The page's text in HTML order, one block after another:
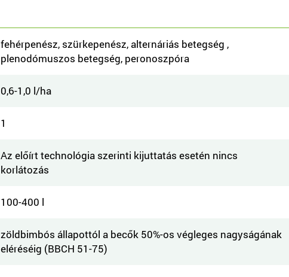
fehérpenész, szürkepenész, alternáriás betegség ,
plenodómuszos betegség, peronoszpóra
0,6-1,0 l/ha
1
Az előírt technológia szerinti kijuttatás esetén nincs
korlátozás
100-400 l
zöldbimbós állapottól a becők 50%-os végleges nagyságának
eléréséig (BBCH 51-75)